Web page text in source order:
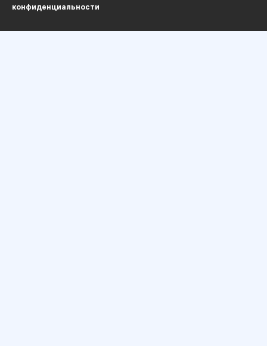
конфиденциальности